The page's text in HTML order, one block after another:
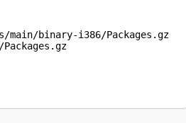
binary-i386/Packages.gz